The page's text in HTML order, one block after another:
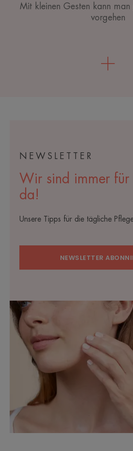
Mit kleinen Gesten kann man
vorgehen
NEWSLETTER
Wir sind immer für
da!
Unsere Tipps für die tägliche
NEWSLETTER